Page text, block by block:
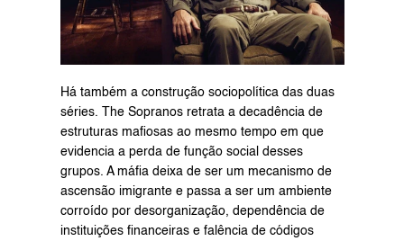
Há também a construção sociopolítica das duas
séries. The Sopranos retrata a decadência de
estruturas mafiosas ao mesmo tempo em que
evidencia a perda de função social desses
grupos. A máfia deixa de ser um mecanismo de
ascensão imigrante e passa a ser um ambiente
corroído por desorganização, dependência de
instituições financeiras e falência de códigos